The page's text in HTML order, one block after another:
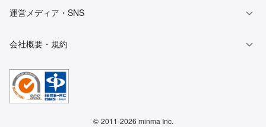
運営メディア・SNS
会社概要・規約
© 2011-2026 minma Inc.